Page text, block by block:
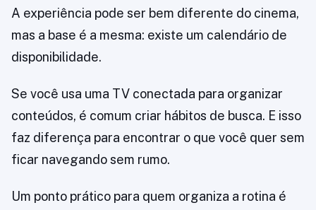
A experiência pode ser bem diferente do cinema,
mas a base é a mesma: existe um calendário de
disponibilidade.
Se você usa uma TV conectada para organizar
conteúdos, é comum criar hábitos de busca. E isso
faz diferença para encontrar o que você quer sem
ficar navegando sem rumo.
Um ponto prático para quem organiza a rotina é